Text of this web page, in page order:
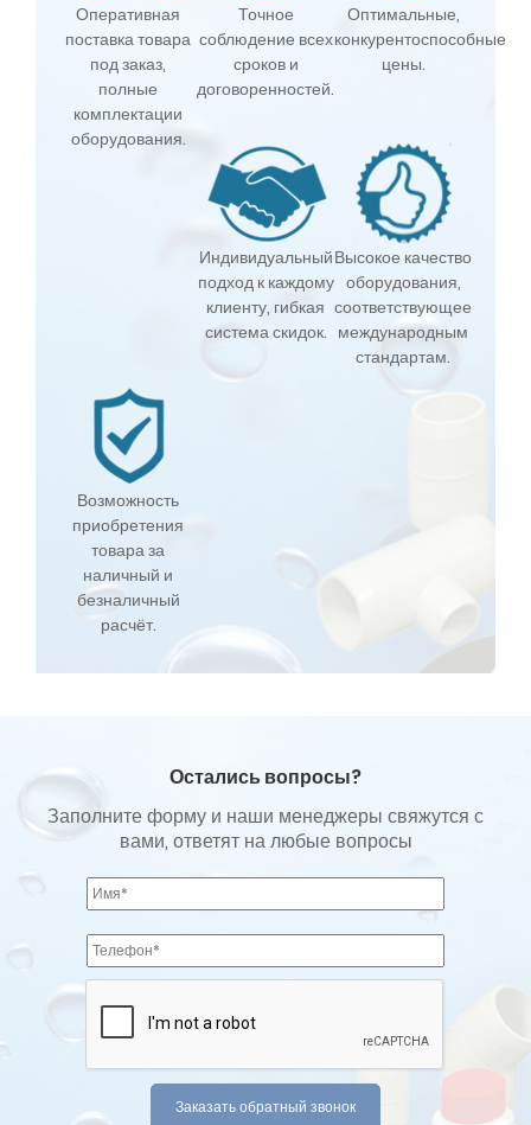
Оперативная
поставка товара
под заказ,
полные
комплектации
оборудования.
Точное
соблюдение всех
сроков и
договоренностей.
Оптимальные,
конкурентоспособные
цены.
Индивидуальный
подход к каждому
клиенту, гибкая
система скидок.
Высокое качество
оборудования,
соответствующее
международным
стандартам.
Возможность
приобретения
товара за
наличный и
безналичный
расчёт.
Остались вопросы?
Заполните форму и наши менеджеры свяжутся с
вами, ответят на любые вопросы